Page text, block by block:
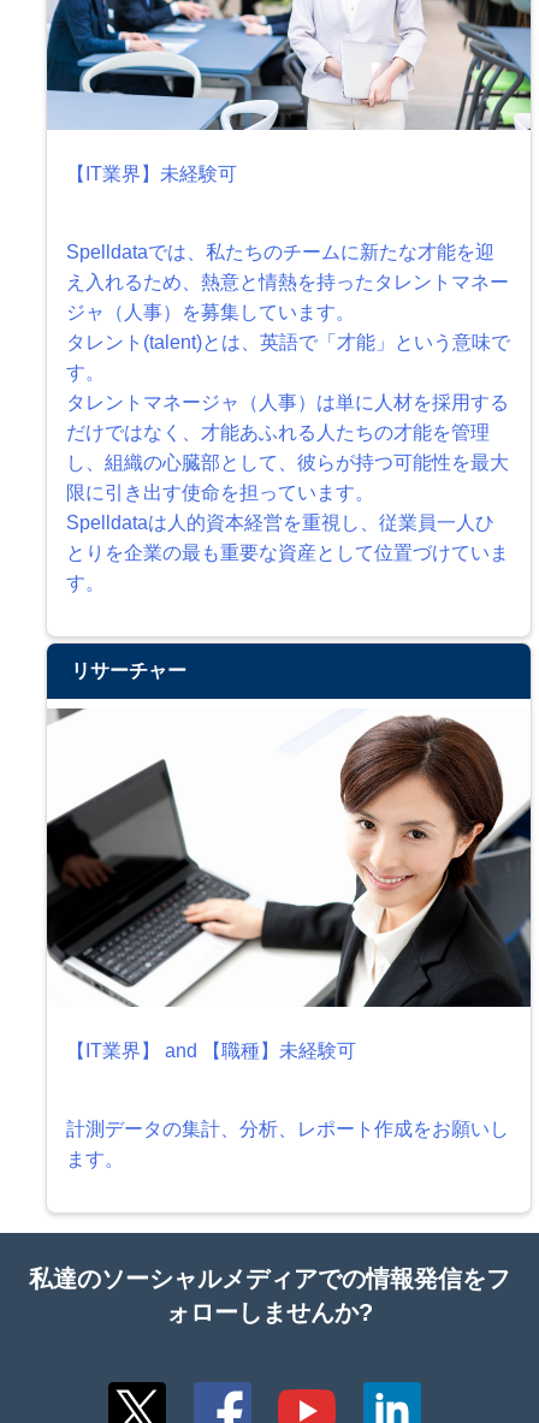
【IT業界】未経験可
Spelldataでは、私たちのチームに新たな才能を迎
え入れるため、熱意と情熱を持ったタレントマネー
ジャ（人事）を募集しています。
タレント(talent)とは、英語で「才能」という意味で
す。
タレントマネージャ（人事）は単に人材を採用する
だけではなく、才能あふれる人たちの才能を管理
し、組織の心臓部として、彼らが持つ可能性を最大
限に引き出す使命を担っています。
Spelldataは人的資本経営を重視し、従業員一人ひ
とりを企業の最も重要な資産として位置づけていま
す。
リサーチャー
【IT業界】 and 【職種】未経験可
計測データの集計、分析、レポート作成をお願いし
ます。
私達のソーシャルメディアでの情報発信をフ
ォローしませんか?